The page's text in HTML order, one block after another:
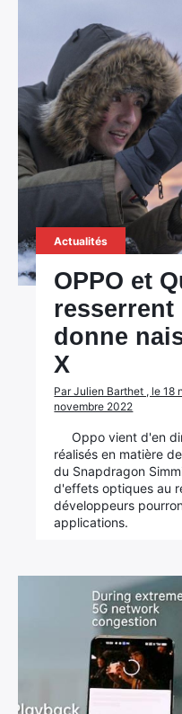
Actualités
OPPO et
donne
X
Par Julien Barthet , le 18
novembre 2022
Oppo vient d'en
réalisés en matière
du Snapdragon
d'effets optiques au
développeurs
applications.
Rechercher
: